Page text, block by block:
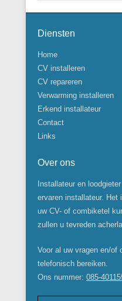
Diensten
Home
CV installeren
CV repareren
Verwarming installeren
Erkend installateur
Contact
Links
Over ons
Installateur en
ervaren installateur. Het
uw CV- of combiketel
zullen u tevreden
Voor al uw vragen en/of
telefonisch bereiken.
Ons nummer: 085-